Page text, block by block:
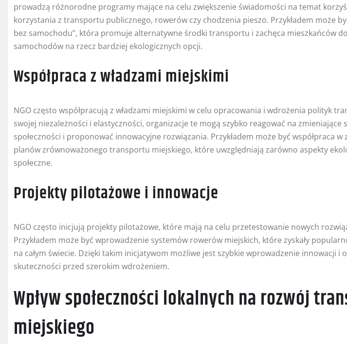
prowadzą różnorodne programy mające na celu zwiększenie świadomości na temat
korzystania z transportu publicznego, rowerów czy chodzenia pieszo. Przykładem może
bez samochodu”, która promuje alternatywne środki transportu i zachęca mieszkańców
samochodów na rzecz bardziej ekologicznych opcji.
Współpraca z władzami miejskimi
NGO często współpracują z władzami miejskimi w celu opracowania i wdrożenia polityk
swojej niezależności i elastyczności, organizacje te mogą szybko reagować na zmieniające
społeczności i proponować innowacyjne rozwiązania. Przykładem może być współpraca
planów zrównoważonego transportu miejskiego, które uwzględniają zarówno aspekty
społeczne.
Projekty pilotażowe i innowacje
NGO często inicjują projekty pilotażowe, które mają na celu przetestowanie nowych
Przykładem może być wprowadzenie systemów rowerów miejskich, które zyskały
na całym świecie. Dzięki takim inicjatywom możliwe jest szybkie wprowadzenie innowacji i
skuteczności przed szerokim wdrożeniem.
Wpływ społeczności lokalnych na rozwój
miejskiego